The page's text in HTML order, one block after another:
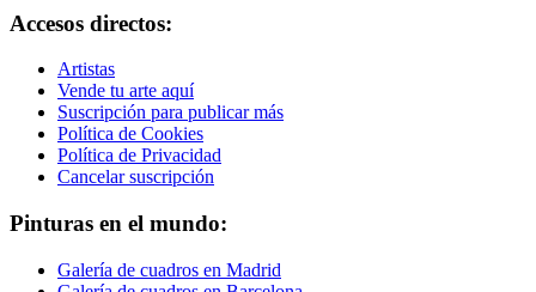
Accesos directos:
Artistas
Vende tu arte aquí
Suscripción para publicar más
Política de Cookies
Política de Privacidad
Cancelar suscripción
Pinturas en el mundo:
Galería de cuadros en Madrid